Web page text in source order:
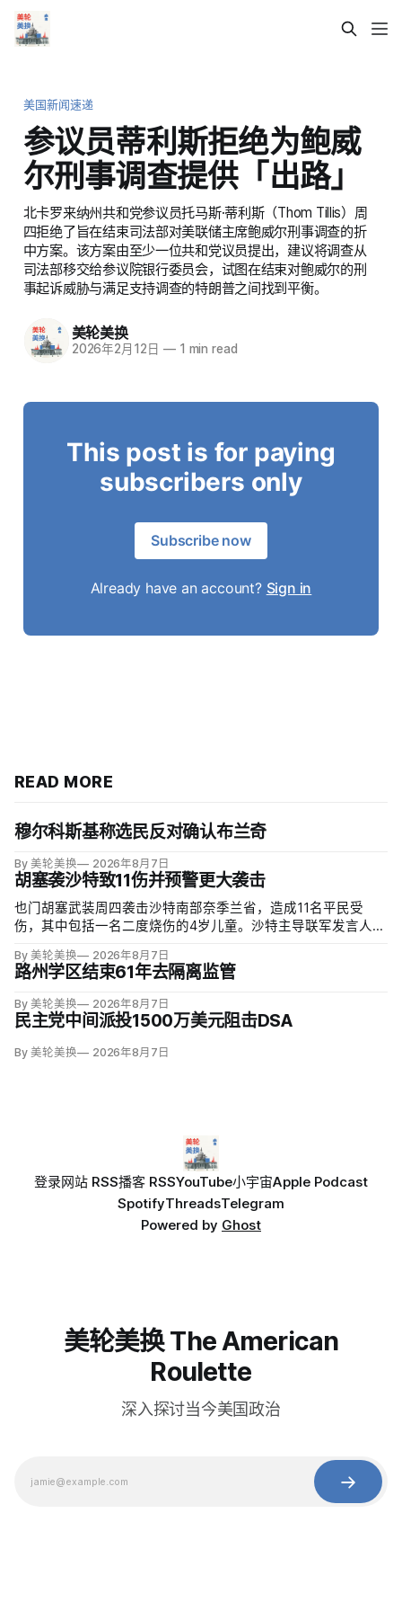
美国新闻速递
参议员蒂利斯拒绝为鲍威
尔刑事调查提供「出路」
北卡罗来纳州共和党参议员托马斯·蒂利斯（Thom Tillis）周
四拒绝了旨在结束司法部对美联储主席鲍威尔刑事调查的折
中方案。该方案由至少一位共和党议员提出，建议将调查从
司法部移交给参议院银行委员会，试图在结束对鲍威尔的刑
事起诉威胁与满足支持调查的特朗普之间找到平衡。
美轮美换
2026年2月12日 —1 min read
This post is for paying
subscribers only
Subscribe now
Already have an account? Sign in
READ MORE
穆尔科斯基称选民反对确认布兰奇
By 美轮美换 2026年8月7日
胡塞袭沙特致11伤并预警更大袭击
也门胡塞武装周四袭击沙特南部奈季兰省，造成11名平民受
伤，其中包括一名二度烧伤的4岁儿童。沙特主导联军发言人图
区；
By 美轮美换 2026年8月7日
路州学区结束61年去隔离监管
By 美轮美换 2026年8月7日
民主党中间派投1500万美元阻击DSA
By 美轮美换 2026年8月7日
登录网站 RSS播客 RSSYouTube小宇宙Apple Podcast
SpotifyThreadsTelegram
Powered by Ghost
美轮美换 The American
Roulette
深入探讨当今美国政治